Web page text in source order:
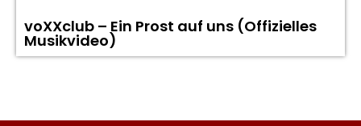
voXXclub – Ein Prost auf uns (Offizielles
Musikvideo)